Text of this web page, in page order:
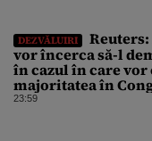
DEZVĂLUIRI
vor încerca să-l
în cazul în care
majoritatea în
23:59